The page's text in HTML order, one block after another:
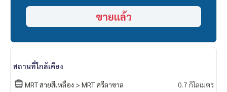
- โรงพยาบาลสมิติเวช
- ซีคอนสแควร์
- โฮมโปร
===============
สนใจติดต่อฟลุ๊ค
Line Id : @docondo
ขายแล้ว
สถานที่ใกล้เคียง
MRT สายสีเหลือง > MRT ศรีลาซาล
0.7 กิโลเมตร